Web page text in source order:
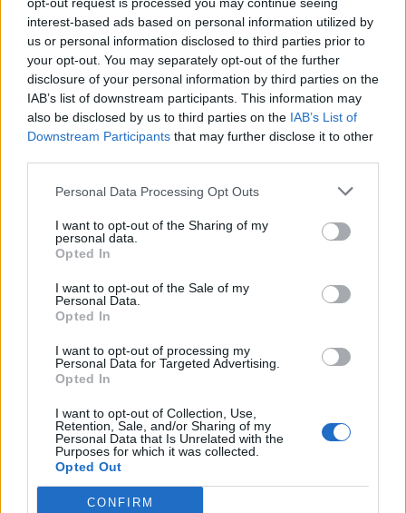
interest-based ads based on personal information utilized by
us or personal information disclosed to third parties prior to
your opt-out. You may separately opt-out of the further
disclosure of your personal information by third parties on the
IAB’s list of downstream participants. This information may
also be disclosed by us to third parties on the IAB’s List of
Downstream Participants that may further disclose it to other
Personal Data Processing Opt Outs
I want to opt-out of the Sharing of my
personal data.
Opted In
I want to opt-out of the Sale of my
Personal Data.
Opted In
I want to opt-out of processing my
Personal Data for Targeted Advertising.
Opted In
I want to opt-out of Collection, Use,
Retention, Sale, and/or Sharing of my
Personal Data that Is Unrelated with the
Purposes for which it was collected.
Opted Out
CONFIRM
Δυναμική και ανοδική πορεία για το Τμήμα
Ψηφιακών Συστημάτων στις Πανελλαδικές –
25/07/2026 09:07